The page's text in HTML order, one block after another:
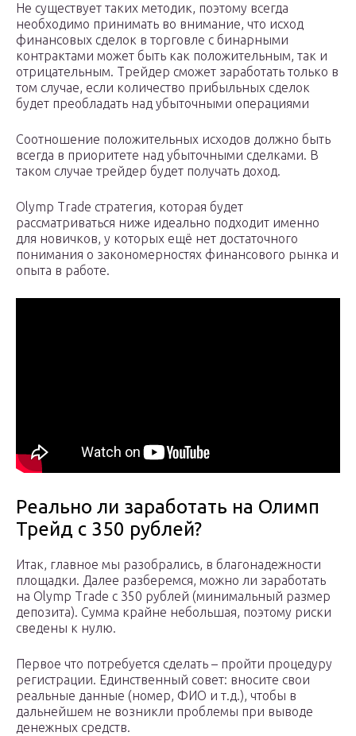
Не существует таких методик, поэтому всегда
необходимо принимать во внимание, что исход
финансовых сделок в торговле с бинарными
контрактами может быть как положительным, так и
отрицательным. Трейдер сможет заработать только в
том случае, если количество прибыльных сделок
будет преобладать над убыточными операциями
Соотношение положительных исходов должно быть
всегда в приоритете над убыточными сделками. В
таком случае трейдер будет получать доход.
Olymp Trade стратегия, которая будет
рассматриваться ниже идеально подходит именно
для новичков, у которых ещё нет достаточного
понимания о закономерностях финансового рынка и
опыта в работе.
Реально ли заработать на Олимп
Трейд с 350 рублей?
Итак, главное мы разобрались, в благонадежности
площадки. Далее разберемся, можно ли заработать
на Olymp Trade с 350 рублей (минимальный размер
депозита). Сумма крайне небольшая, поэтому риски
сведены к нулю.
Первое что потребуется сделать – пройти процедуру
регистрации. Единственный совет: вносите свои
реальные данные (номер, ФИО и т.д.), чтобы в
дальнейшем не возникли проблемы при выводе
денежных средств.